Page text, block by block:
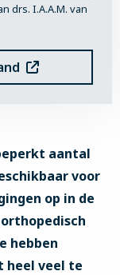
drs. I.A.A.M. van
aantal
voor
op in de
hebben
heel veel te